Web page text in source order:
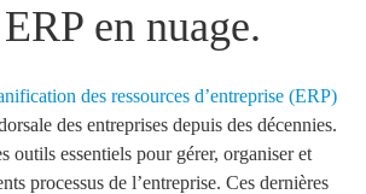
en nuage.
des ressources d’entreprise (ERP)
des entreprises depuis des décennies.
outils essentiels pour gérer, organiser et
processus de l’entreprise. Ces dernières